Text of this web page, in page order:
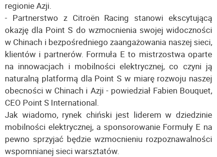
regionie Azji.
- Partnerstwo z Citroën Racing stanowi ekscytującą
okazję dla Point S do wzmocnienia swojej widoczności
w Chinach i bezpośredniego zaangażowania naszej sieci,
klientów i partnerów. Formuła E to mistrzostwa oparte
na innowacjach i mobilności elektrycznej, co czyni ją
naturalną platformą dla Point S w miarę rozwoju naszej
obecności w Chinach i Azji - powiedział Fabien Bouquet,
CEO Point S International.
Jak wiadomo, rynek chiński jest liderem w dziedzinie
mobilności elektrycznej, a sponsorowanie Formuły E na
pewno sprzyjać będzie wzmocnieniu rozpoznawalności
wspomnianej sieci warsztatów.